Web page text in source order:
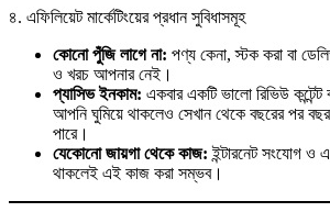
৪. এফিলিয়েট মার্কেটিংয়ের প্রধান সুবিধাসমূহ
কোনো পুঁজি লাগে না: পণ্য কেনা, স্টক করা বা
ও খরচ আপনার নেই।
প্যাসিভ ইনকাম: একবার একটি ভালো রিভিউ
আপনি ঘুমিয়ে থাকলেও সেখান থেকে বছরের পর
পারে।
যেকোনো জায়গা থেকে কাজ: ইন্টারনেট সংযোগ ও
থাকলেই এই কাজ করা সম্ভব।